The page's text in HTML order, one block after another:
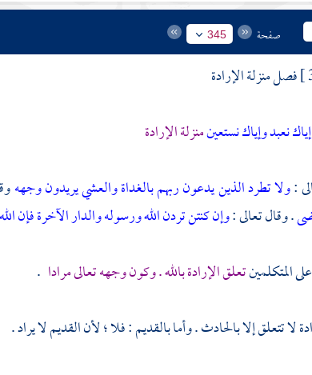
صفحة 345
فصل منزلة الإرادة
إياك نعبد وإياك نستعينمنزلة الإرادة
:ولا تطرد الذين يدعون ربهم بالغداة والعشي يريدون وجهه
. وقال تعالى :وإن كنتن تردن الله ورسوله والدار الآخرة فإن
المتكلمينتعلق الإرادة بالله . وكون وجهه تعالى مرادا .
لا تتعلق إلا بالحادث . وأما بالقديم : فلا ؛ لأن القديم لا يراد .